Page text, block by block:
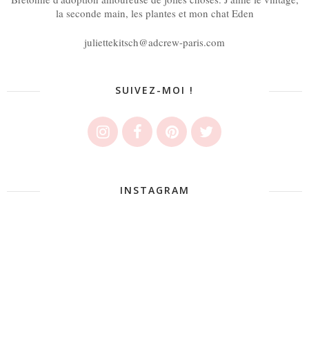
la seconde main, les plantes et mon chat Eden
juliettekitsch@adcrew-paris.com
SUIVEZ-MOI !
INSTAGRAM